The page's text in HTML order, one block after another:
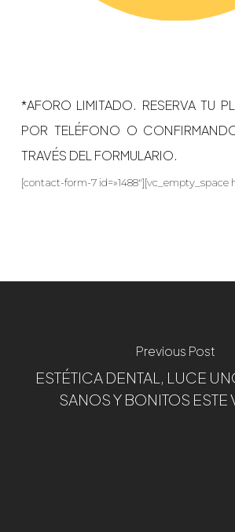
*AFORO LIMITADO. RESERVA TU
POR TELÉFONO O
TRAVÉS DEL FORMULARIO.
[contact-form-7 id=»1488″][vc_empty_space
Previous Post
ESTÉTICA DENTAL, LUCE
SANOS Y BONITOS ESTE